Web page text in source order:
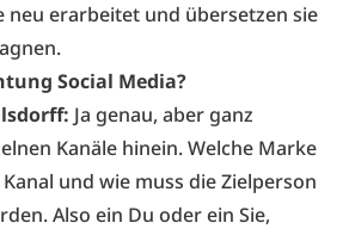
neu erarbeitet und übersetzen sie
Social Media?
Ja genau, aber ganz
Kanäle hinein. Welche Marke
und wie muss die Zielperson
Also ein Du oder ein Sie,